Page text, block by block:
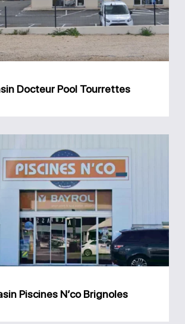
Docteur Pool Tourrettes
Piscines
N’co
Brignoles
Piscines N’co Brignoles